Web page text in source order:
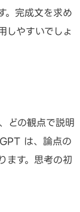
。完成文を求め
しやすいでしょ
どの観点で説明
は、論点の
ます。思考の初